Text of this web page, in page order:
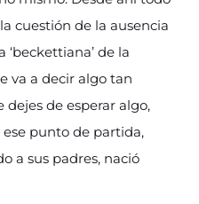
cuestión de la ausencia
‘beckettiana’ de la
va a decir algo tan
de esperar algo,
ese punto de partida,
a sus padres, nació